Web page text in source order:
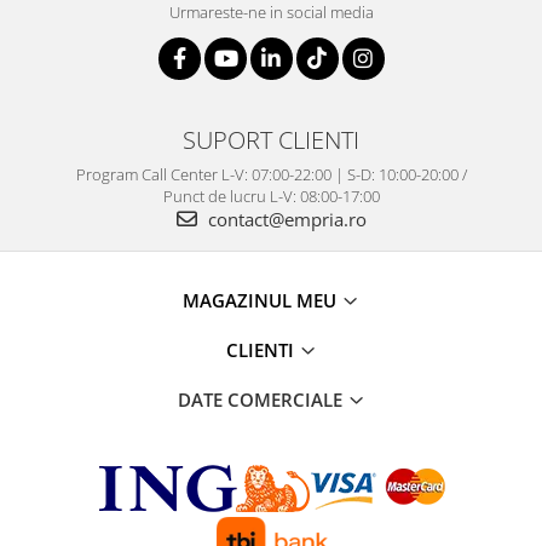
Urmareste-ne in social media
SUPORT CLIENTI
Program Call Center L-V: 07:00-22:00 | S-D: 10:00-20:00 /
Punct de lucru L-V: 08:00-17:00
contact@empria.ro
MAGAZINUL MEU
CLIENTI
DATE COMERCIALE